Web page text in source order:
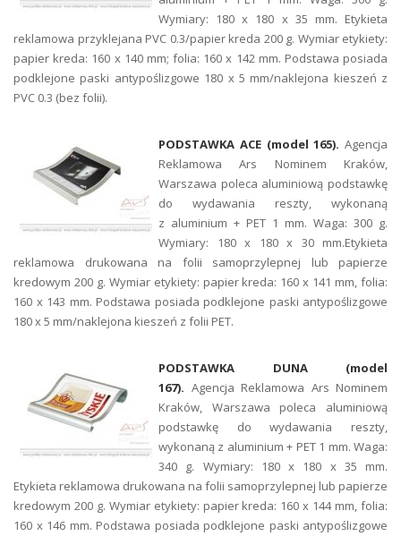
Wymiary: 180 x 180 x 35 mm. Etykieta
reklamowa przyklejana PVC 0.3/papier kreda 200 g. Wymiar etykiety:
papier kreda: 160 x 140 mm; folia: 160 x 142 mm. Podstawa posiada
podklejone paski antypoślizgowe 180 x 5 mm/naklejona kieszeń z
PVC 0.3 (bez folii).
PODSTAWKA ACE (model 165). Agencja
Reklamowa Ars Nominem Kraków,
Warszawa poleca aluminiową podstawkę
do wydawania reszty, wykonaną
z aluminium + PET 1 mm. Waga: 300 g.
Wymiary: 180 x 180 x 30 mm.Etykieta
reklamowa drukowana na folii samoprzylepnej lub papierze
kredowym 200 g. Wymiar etykiety: papier kreda: 160 x 141 mm, folia:
160 x 143 mm. Podstawa posiada podklejone paski antypoślizgowe
180 x 5 mm/naklejona kieszeń z folii PET.
PODSTAWKA DUNA (model
167). Agencja Reklamowa Ars Nominem
Kraków, Warszawa poleca aluminiową
podstawkę do wydawania reszty,
wykonaną z aluminium + PET 1 mm. Waga:
340 g. Wymiary: 180 x 180 x 35 mm.
Etykieta reklamowa drukowana na folii samoprzylepnej lub papierze
kredowym 200 g. Wymiar etykiety: papier kreda: 160 x 144 mm, folia:
160 x 146 mm. Podstawa posiada podklejone paski antypoślizgowe